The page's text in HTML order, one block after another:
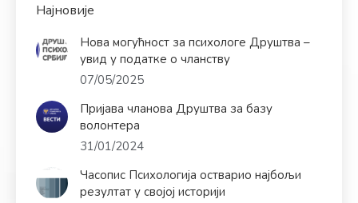
Најновије
Нова могућност за психологе Друштва –
увид у податке о чланству
07/05/2025
Пријава чланова Друштва за базу
волонтера
31/01/2024
Часопис Психологија остварио најбољи
резултат у својој историји